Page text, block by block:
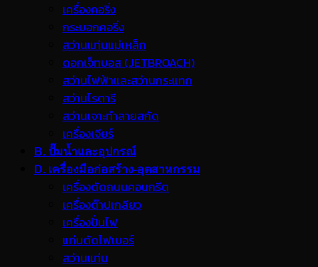
เครื่องคอริ่ง
กระบอกคอริ่ง
สว่านแท่นแม่เหล็ก
ดอกเจ็ทบอส (JETBROACH)
สว่านไฟฟ้าและสว่านกระแทก
สว่านโรตารี
สว่านเจาะทำลายสกัด
เครื่องเจียร์
B. ปั๊มน้ำและอุปกรณ์
D. เครื่องมือก่อสร้าง-อุตสาหกรรม
เครื่องตัดถนนคอนกรีต
เครื่องต๊าปเกลียว
เครื่องปั่นไฟ
แท่นตัดไฟเบอร์
สว่านแท่น